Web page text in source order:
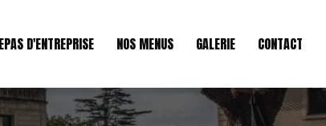
D'ENTREPRISE NOS MENUS GALERIE CONTACT